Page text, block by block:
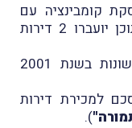
בעסקת קומבינציה עם
יזם לבניית יחידות דיור בבניין, שמתוכן יועברו 2 דירות
שלד הבניין נבנה, אך עקב נסיבות שונות בשנת 2001
בהסכם למכירת דירות
).